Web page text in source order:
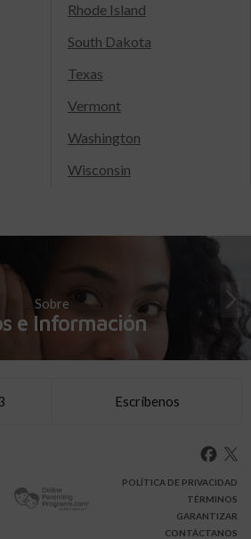
Rhode Island
South Dakota
Texas
Vermont
Washington
Wisconsin
Sobre
e Información
Escríbenos
POLÍTICA DE PRIVACIDAD
TÉRMINOS
GARANTIZAR
CONTÁCTANOS